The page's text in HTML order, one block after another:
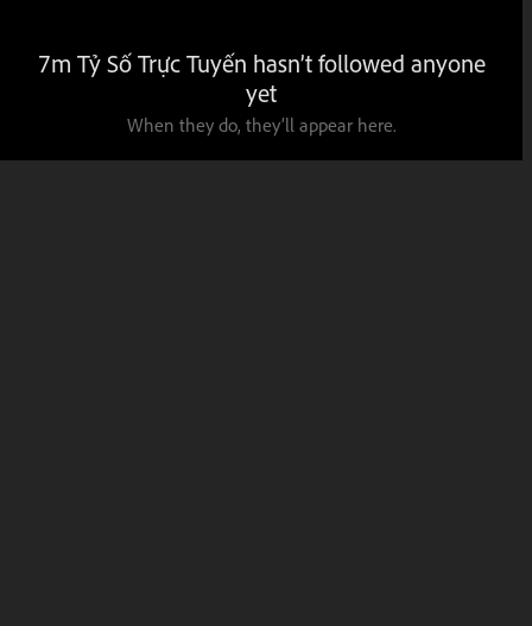
7m Tỷ Số Trực Tuyến hasn’t followed anyone
yet
When they do, they’ll appear here.